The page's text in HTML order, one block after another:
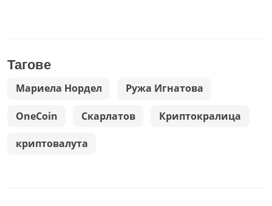
Тагове
Мариела Нордел Ружа Игнатова
OneCoin Скарлатов Криптокралица
криптовалута